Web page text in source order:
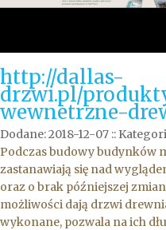
http://dallas-
drzwi.pl/
wewnetrzne-
Dodane: 2018-12-07 ::
Podczas budowy budynków
zastanawiają się nad
oraz o brak późniejszej
możliwości dają drzwi
wykonane, pozwala na ich